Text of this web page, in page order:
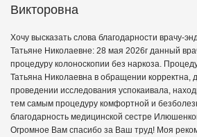
Викторовна
Хочу высказать слова благодарности врачу-
Татьяне Николаевне: 28 мая 2026г данный
процедуру колоноскопии без наркоза.
Татьяна Николаевна в обращении корректна,
проведении исследования успокаивала,
тем самым процедуру комфортной и
благодарность медицинской сестре
Огромное Вам спасибо за Ваш труд! Моя